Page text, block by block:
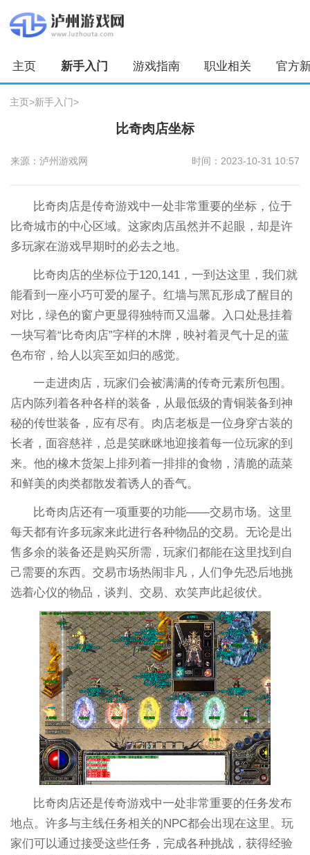
主页 新手入门 游戏指南 职业相关 官方
主页>新手入门>
比奇肉店坐标
来源：泸州游戏网 时间：2023-10-31 10:57
比奇肉店是传奇游戏中一处非常重要的坐标，位于
比奇城市的中心区域。这家肉店虽然并不起眼，却是许
多玩家在游戏早期时的必去之地。
比奇肉店的坐标位于120,141，一到达这里，我们就
能看到一座小巧可爱的屋子。红墙与黑瓦形成了醒目的
对比，绿色的窗户更显得独特而又温馨。入口处悬挂着
一块写着“比奇肉店”字样的木牌，映衬着灵气十足的蓝
色布帘，给人以宾至如归的感觉。
一走进肉店，玩家们会被满满的传奇元素所包围。
店内陈列着各种各样的装备，从最低级的青铜装备到神
秘的传世装备，应有尽有。肉店老板是一位身穿古装的
长者，面容慈祥，总是笑眯眯地迎接着每一位玩家的到
来。他的橡木货架上排列着一排排的食物，清脆的蔬菜
和鲜美的肉类都散发着诱人的香气。
比奇肉店还有一项重要的功能——交易市场。这里
每天都有许多玩家来此进行各种物品的交易。无论是出
售多余的装备还是购买所需，玩家们都能在这里找到自
己需要的东西。交易市场热闹非凡，人们争先恐后地挑
选着心仪的物品，谈判、交易、欢笑声此起彼伏。
比奇肉店还是传奇游戏中一处非常重要的任务发布
地点。许多与主线任务相关的NPC都会出现在这里。玩
家们可以通过接受这些任务，完成各种挑战，获得经验